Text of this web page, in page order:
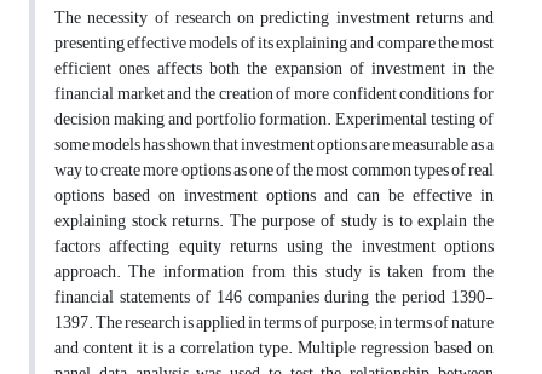
The necessity of research on predicting investment returns and
presenting effective models of its explaining and compare the most
efficient ones, affects both the expansion of investment in the
financial market and the creation of more confident conditions for
decision making and portfolio formation. Experimental testing of
some models has shown that investment options are measurable as a
way to create more options as one of the most common types of real
options based on investment options and can be effective in
explaining stock returns. The purpose of study is to explain the
factors affecting equity returns using the investment options
approach. The information from this study is taken from the
financial statements of 146 companies during the period 1390-
1397. The research is applied in terms of purpose; in terms of nature
and content it is a correlation type. Multiple regression based on